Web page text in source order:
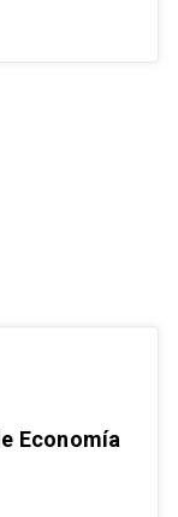
Economía